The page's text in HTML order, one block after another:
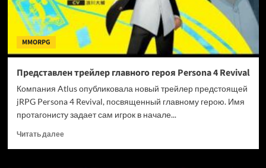
возвращения
к
истокам
MMORPG
Представлен трейлер главного героя Persona 4 Revival
Компания Atlus опубликовала новый трейлер предстоящей
jRPG Persona 4 Revival, посвященный главному герою. Имя
протагонисту задает сам игрок в начале...
Читать далееПрочитать